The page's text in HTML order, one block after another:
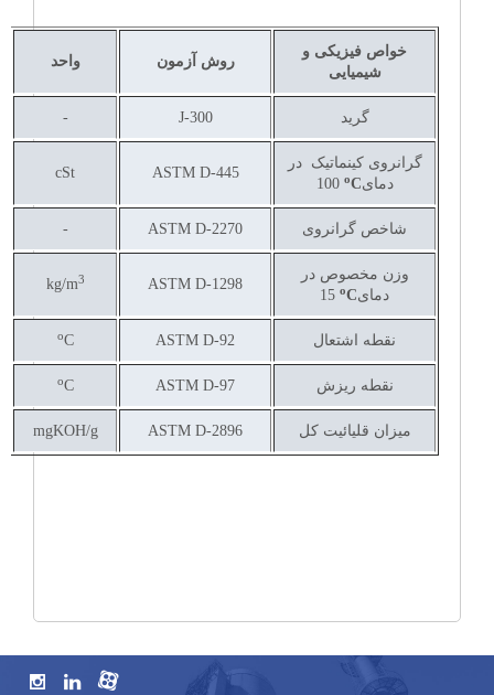
خواص فیزیکی و
شیمیایی
روش آزمون واحد
گرید J-300
-
گرانروی کینماتیک در
دمای
oC
100
ASTM D-445
cSt
شاخص گرانروی ASTM D-2270
-
وزن مخصوص در
دمای
oC
15
ASTM D-1298
kg/m3
نقطه اشتعال ASTM D-92
oC
نقطه ریزش ASTM D-97
oC
میزان قلیائیت کل ASTM D-2896
mgKOH/g